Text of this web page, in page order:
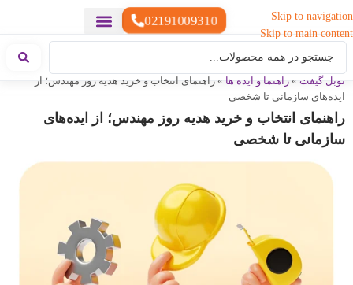
Skip to navigation
Skip to main content
02191009310
نوبل گیفت » راهنما و ایده ها » راهنمای انتخاب و خرید هدیه روز مهندس؛ از
ایده‌های سازمانی تا شخصی
راهنمای انتخاب و خرید هدیه روز مهندس؛ از ایده‌های
سازمانی تا شخصی